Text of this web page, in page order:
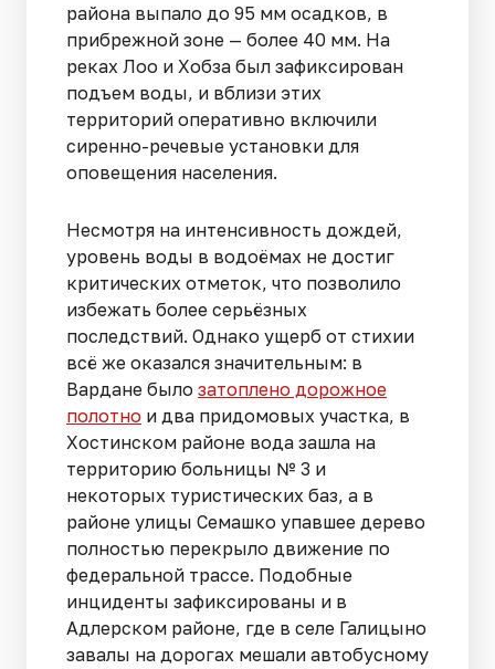
района выпало до 95 мм осадков, в
прибрежной зоне — более 40 мм. На
реках Лоо и Хобза был зафиксирован
подъем воды, и вблизи этих
территорий оперативно включили
сиренно-речевые установки для
оповещения населения.
Несмотря на интенсивность дождей,
уровень воды в водоёмах не достиг
критических отметок, что позволило
избежать более серьёзных
последствий. Однако ущерб от стихии
всё же оказался значительным: в
Вардане было затоплено дорожное
полотно и два придомовых участка, в
Хостинском районе вода зашла на
территорию больницы № 3 и
некоторых туристических баз, а в
районе улицы Семашко упавшее дерево
полностью перекрыло движение по
федеральной трассе. Подобные
инциденты зафиксированы и в
Адлерском районе, где в селе Галицыно
завалы на дорогах мешали автобусному